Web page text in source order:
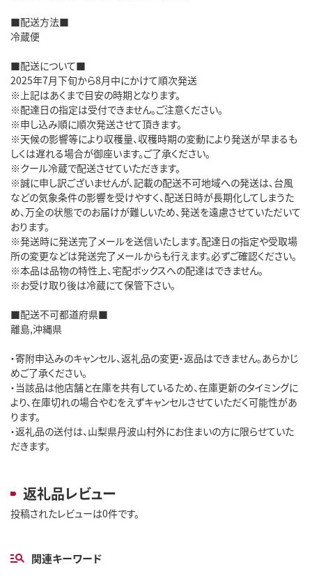
■配送方法■
冷蔵便
■配送について■
2025年7月下旬から8月中にかけて順次発送
※上記はあくまで目安の時期となります。
※配達日の指定は受付できません。ご注意ください。
※申し込み順に順次発送させて頂きます。
※天候の影響等により収穫量、収穫時期の変動により発送が早まるも
しくは遅れる場合が御座います。ご了承ください。
※クール冷蔵で配送させていただきます。
※誠に申し訳ございませんが、記載の配送不可地域への発送は、台風
などの気象条件の影響を受けやすく、配送日時が長期化してしまうた
め、万全の状態でのお届けが難しいため、発送を遠慮させていただいて
おります。
※発送時に発送完了メールを送信いたします。配達日の指定や受取場
所の変更などは発送完了メールからも行えます。必ずご確認ください。
※本品は品物の特性上、宅配ボックスへの配達はできません。
※お受け取り後は冷蔵にて保管下さい。
■配送不可都道府県■
離島,沖縄県
・寄附申込みのキャンセル、返礼品の変更・返品はできません。あらかじ
めご了承ください。
・当該品は他店舗と在庫を共有しているため、在庫更新のタイミングに
より、在庫切れの場合やむをえずキャンセルさせていただく可能性があ
ります。
・返礼品の送付は、山梨県丹波山村外にお住まいの方に限らせていた
だきます。
返礼品レビュー
投稿されたレビューは0件です。
関連キーワード